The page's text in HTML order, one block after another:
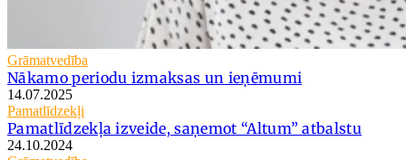
Grāmatvedība
Nākamo periodu izmaksas un ieņēmumi
14.07.2025
Pamatlīdzekļi
Pamatlīdzekļa izveide, saņemot “Altum” atbalstu
24.10.2024